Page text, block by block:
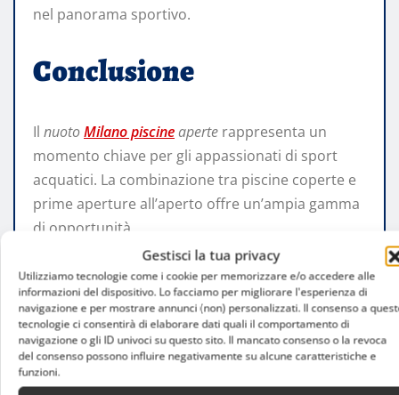
Gestisci la tua privacy
Utilizziamo tecnologie come i cookie per memorizzare e/o accedere alle
informazioni del dispositivo. Lo facciamo per migliorare l'esperienza di
navigazione e per mostrare annunci (non) personalizzati. Il consenso a
tecnologie ci consentirà di elaborare dati quali il comportamento di
navigazione o gli ID univoci su questo sito. Il mancato consenso o la revoca
del consenso possono influire negativamente su alcune caratteristiche e
funzioni.
nel panorama sportivo.
Conclusione
Il nuotoMilano piscineaperte rappresenta un
momento chiave per gli appassionati di sport
acquatici. La combinazione tra piscine coperte e
prime aperture all’aperto offre un’ampia gamma
di opportunità.
Milano si conferma una città attenta allo sport e
al benessere, capace di offrire servizi di qualità e
un calendario articolato durante tutto l’anno.
milanosport
nuoto Milano